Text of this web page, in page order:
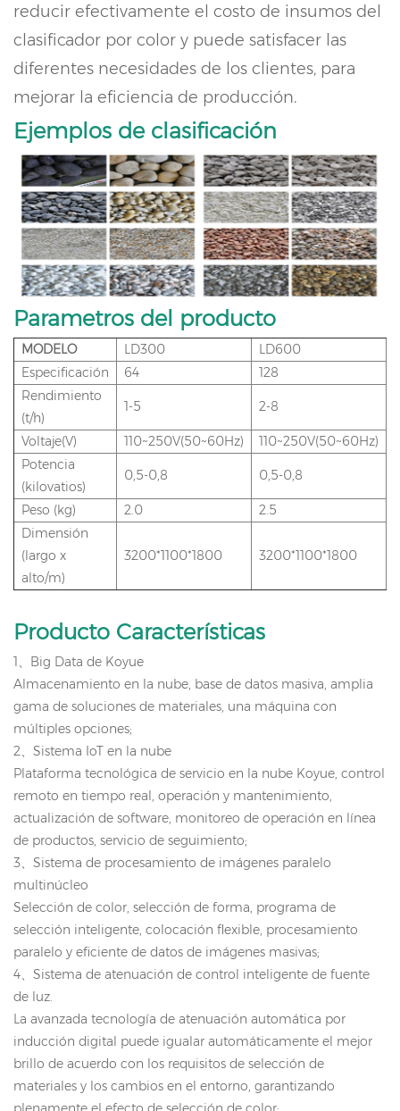
reducir efectivamente el costo de insumos del
clasificador por color y puede satisfacer las
diferentes necesidades de los clientes, para
mejorar la eficiencia de producción.
Ejemplos de clasificación
Parametros del producto
MODELO LD300 LD600
Especificación
64 128
Rendimiento
(t/h)
1-5 2-8
Voltaje(V) 110~250V(50~60Hz) 110~250V(50~60Hz)
Potencia
(kilovatios)
0,5-0,8 0,5-0,8
Peso (kg) 2.0 2.5
Dimensión
(largo x
alto/m)
3200*1100*1800 3200*1100*1800
Producto Características
1、 Big Data de Koyue
Almacenamiento en la nube, base de datos masiva, amplia
gama de soluciones de materiales, una máquina con
múltiples opciones;
2、 Sistema IoT en la nube
Plataforma tecnológica de servicio en la nube Koyue, control
remoto en tiempo real, operación y mantenimiento,
actualización de software, monitoreo de operación en línea
de productos, servicio de seguimiento;
3、 Sistema de procesamiento de imágenes paralelo
multinúcleo
Selección de color, selección de forma, programa de
selección inteligente, colocación flexible, procesamiento
paralelo y eficiente de datos de imágenes masivas;
4、 Sistema de atenuación de control inteligente de fuente
de luz.
La avanzada tecnología de atenuación automática por
inducción digital puede igualar automáticamente el mejor
brillo de acuerdo con los requisitos de selección de
materiales y los cambios en el entorno, garantizando